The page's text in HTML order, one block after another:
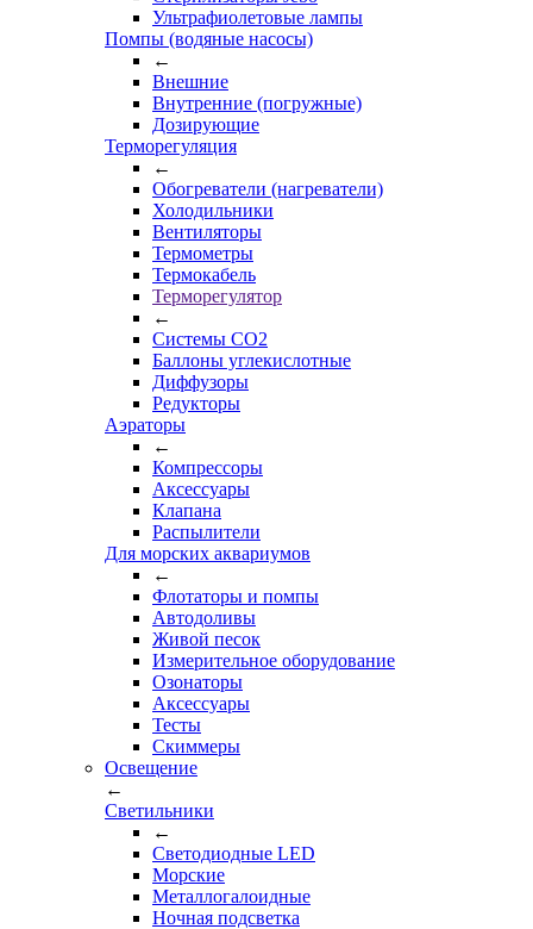
Ультрафиолетовые лампы
Помпы (водяные насосы)
←
Внешние
Внутренние (погружные)
Дозирующие
Терморегуляция
←
Обогреватели (нагреватели)
Холодильники
Вентиляторы
Термометры
Термокабель
Терморегулятор
←
Системы CO2
Баллоны углекислотные
Диффузоры
Редукторы
Аэраторы
←
Компрессоры
Аксессуары
Клапана
Распылители
Для морских аквариумов
←
Флотаторы и помпы
Автодоливы
Живой песок
Измерительное оборудование
Озонаторы
Аксессуары
Тесты
Cкиммеры
Освещение
←
Светильники
←
Cветодиодные LED
Морские
Металлогалоидные
Ночная подсветка